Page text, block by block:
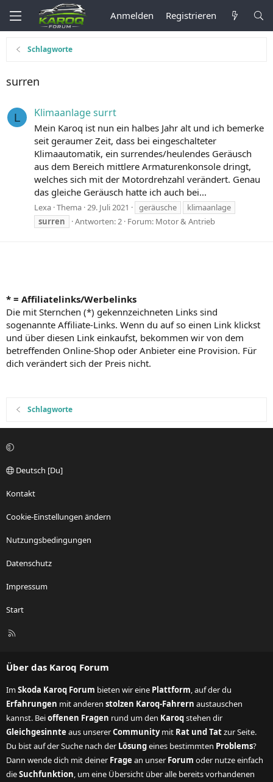
Anmelden Registrieren
Schlagworte
surren
L Klimaanlage surrt
Mein Karoq ist nun ein halbes Jahr alt und ich bemerke
seit geraumer Zeit, dass bei eingeschalteter
Klimaautomatik, ein surrendes/heulendes Geräusch
aus dem Bereich mittlere Armaturenkonsole dringt,
welches sich mit der Motordrehzahl verändert. Genau
das gleiche Geräusch hatte ich auch bei...
Lexa Thema 29. Juli 2021 geräusche
klimaanlage
surren
Antworten: 2 Forum: Motor & Antrieb
* = Affiliatelinks/Werbelinks
Die mit Sternchen (*) gekennzeichneten Links sind
sogenannte Affiliate-Links. Wenn du auf so einen Link klickst
und über diesen Link einkaufst, bekommen wir von dem
betreffenden Online-Shop oder Anbieter eine Provision. Für
dich verändert sich der Preis nicht.
Schlagworte
Deutsch [Du]
Kontakt
Cookie-Einstellungen ändern
Nutzungsbedingungen
Datenschutz
Impressum
Start
R
Über das Karoq Forum
ImSkoda Karoq Forum bieten wir eine Plattform, auf der du
Erfahrungen mit anderen stolzen Karoq-Fahrern austauschen
kannst. Beioffenen Fragen rund um den Karoqstehen dir
Gleichgesinnte aus unsererCommunitymit Rat und Tatzur Seite.
Du bist auf der Suche nach der Lösungeines bestimmten Problems?
Dann wende dich mit deiner Frage an unser Forum oder nutze einfach
dieSuchfunktion, um eine Übersicht über alle bereits vorhandenen